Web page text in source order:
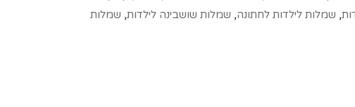
, שמלות לילדות לחתונה, שמלות שושבינה לילדות, שמלות